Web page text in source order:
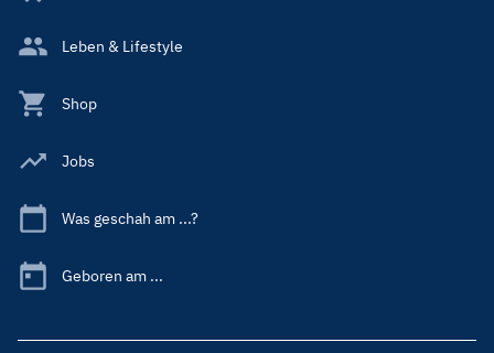
Leben & Lifestyle
Shop
Jobs
Was geschah am ...?
Geboren am ...